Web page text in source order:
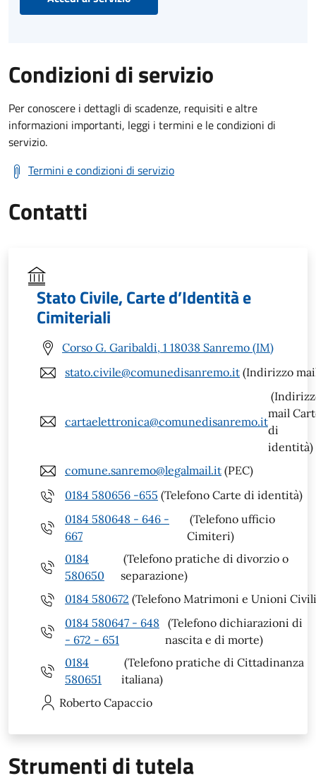
Condizioni di servizio
Per conoscere i dettagli di scadenze, requisiti e altre
informazioni importanti, leggi i termini e le condizioni di
servizio.
Termini e condizioni di servizio
Contatti
Stato Civile, Carte d’Identità e
Cimiteriali
Corso G. Garibaldi, 1 18038 Sanremo (IM)
stato.civile@comunedisanremo.it (Indirizzo
cartaelettronica@comunedisanremo.it
mail
di
identità)
comune.sanremo@legalmail.it (PEC)
0184 580656 -655 (Telefono Carte di identità)
0184 580648 - 646 -
667
(Telefono ufficio
Cimiteri)
0184
580650
(Telefono pratiche di divorzio o
separazione)
0184 580672 (Telefono Matrimoni e Unioni
0184 580647 - 648
- 672 - 651
(Telefono dichiarazioni di
nascita e di morte)
0184
580651
(Telefono pratiche di Cittadinanza
italiana)
Roberto Capaccio
Strumenti di tutela